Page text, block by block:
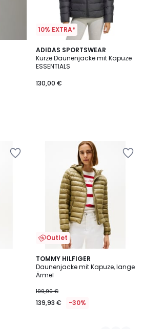
10% EXTRA*
ADIDAS SPORTSWEAR
Kurze Daunenjacke mit Kapuze
ESSENTIALS
130,00 €
Outlet
TOMMY HILFIGER
Daunenjacke mit Kapuze, lange
Ärmel
199,90 €
139,93 € -30%
2
Farben